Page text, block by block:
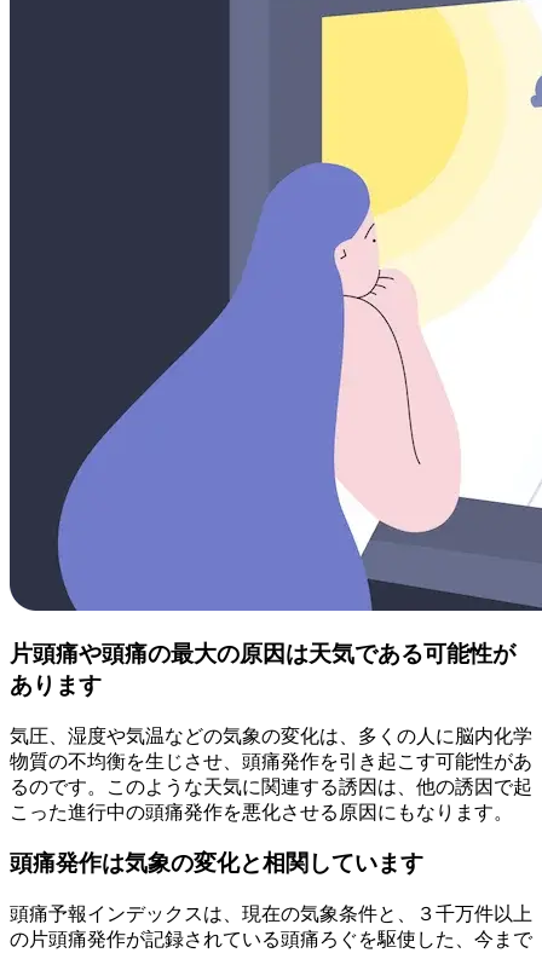
片頭痛や頭痛の最大の原因は天気である可能性が
あります
気圧、湿度や気温などの気象の変化は、多くの人に脳内化学
物質の不均衡を生じさせ、頭痛発作を引き起こす可能性があ
るのです。このような天気に関連する誘因は、他の誘因で起
こった進行中の頭痛発作を悪化させる原因にもなります。
頭痛発作は気象の変化と相関しています
頭痛予報インデックスは、現在の気象条件と、３千万件以上
の片頭痛発作が記録されている頭痛ろぐを駆使した、今まで